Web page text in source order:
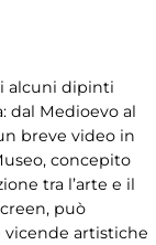
alcuni dipinti
dal Medioevo al
breve video in
concepito
tra l’arte e il
può
artistiche